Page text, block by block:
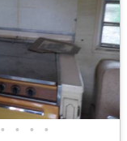
• • • •